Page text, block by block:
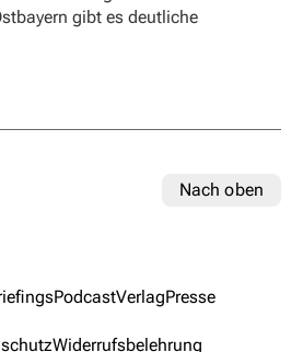
gibt es deutliche
Nach oben
PodcastVerlagPresse
Widerrufsbelehrung